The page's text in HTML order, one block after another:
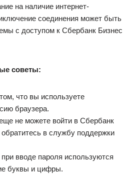
на наличие интернет-
соединения может быть
с доступом к Сбербанк Бизнес
советы:
что вы используете
браузера.
не можете войти в Сбербанк
в службу поддержки
вводе пароля используются
буквы и цифры.